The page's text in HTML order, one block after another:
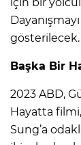
gösterilecek.
Başka Bir
2023 ABD,
Hayatta
Sung’a